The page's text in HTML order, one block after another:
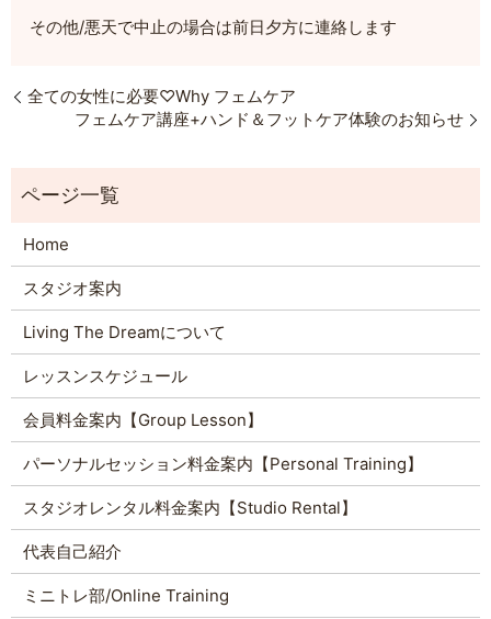
その他/悪天で中止の場合は前日夕方に連絡します
全ての女性に必要♡Why フェムケア
フェムケア講座+ハンド＆フットケア体験のお知らせ
Home
スタジオ案内
Living The Dreamについて
レッスンスケジュール
会員料金案内【Group Lesson】
パーソナルセッション料金案内【Personal Training】
スタジオレンタル料金案内【Studio Rental】
代表自己紹介
ミニトレ部/Online Training